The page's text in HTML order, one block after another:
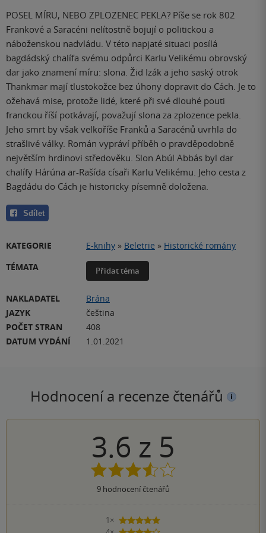
POSEL MÍRU, NEBO ZPLOZENEC PEKLA? Píše se rok 802
Frankové a Saracéni nelítostně bojují o politickou a
náboženskou nadvládu. V této napjaté situaci posílá
bagdádský chalífa svému odpůrci Karlu Velikému obrovský
dar jako znamení míru: slona. Žid Izák a jeho saský otrok
Thankmar mají tlustokožce bez úhony dopravit do Cách. Je to
ožehavá mise, protože lidé, které při své dlouhé pouti
franckou říší potkávají, považují slona za zplozence pekla.
Jeho smrt by však velkoříše Franků a Saracénů uvrhla do
strašlivé války. Román vypráví příběh o pravděpodobně
největším hrdinovi středověku. Slon Abúl Abbás byl dar
chalífy Hárúna ar-Rašída císaři Karlu Velikému. Jeho cesta z
Bagdádu do Cách je historicky písemně doložena.
Sdílet
KATEGORIE E-knihy » Beletrie » Historické romány
TÉMATA
Přidat téma
NAKLADATEL
Brána
JAZYK
čeština
POČET STRAN
408
DATUM VYDÁNÍ
1.01.2021
Hodnocení a recenze čtenářů
3.6 z 5
9hodnocení čtenářů
1×
5 hvězdiček